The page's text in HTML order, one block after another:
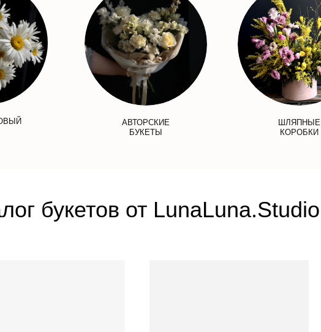
ШЛЯПНЫЕ
КОРОБКИ
АВТОРСКИЕ
БУКЕТЫ
букетов от LunaLuna.Studio